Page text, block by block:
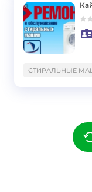
СТИРАЛЬНЫЕ